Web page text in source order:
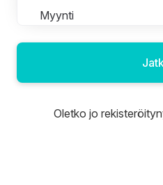
Myynti
Sosiaalinen media
Oletko jo